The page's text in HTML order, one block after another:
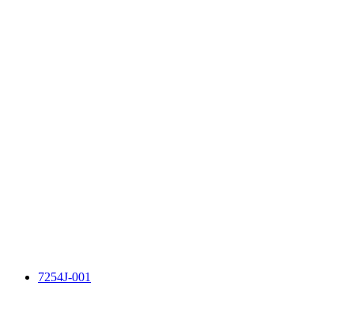
7254J-001